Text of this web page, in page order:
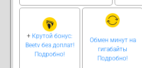
+ Крутой бонус:
Beetv без доплат!
Подробно!
Обмен минут на
гигабайты
Подробно!